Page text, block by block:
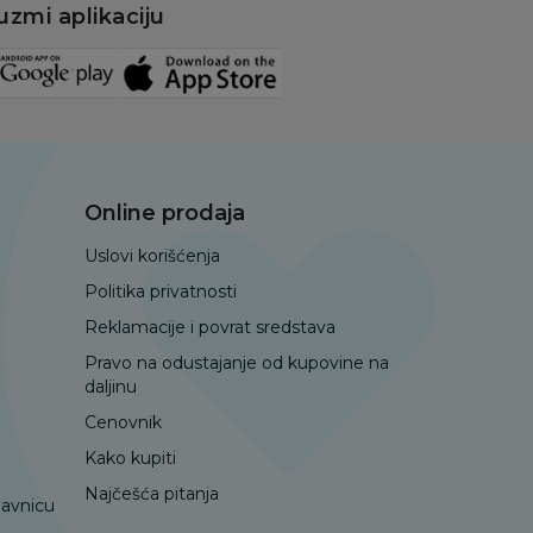
aplikaciju
Online prodaja
Uslovi korišćenja
Politika privatnosti
Reklamacije i povrat sredstava
Pravo na odustajanje od kupovine na
daljinu
Cenovnik
Kako kupiti
Najčešća pitanja